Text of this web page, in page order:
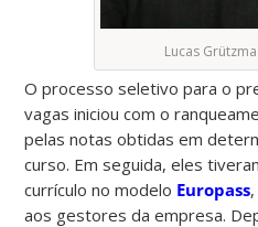
Lucas
O processo seletivo para o
vagas iniciou com o
pelas notas obtidas em
curso. Em seguida, eles
currículo no modelo Europass
aos gestores da empresa.